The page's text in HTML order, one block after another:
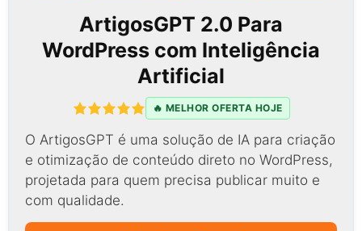
ArtigosGPT 2.0 Para
WordPress com Inteligência
Artificial
🔥 MELHOR OFERTA HOJE
O ArtigosGPT é uma solução de IA para criação
e otimização de conteúdo direto no WordPress,
projetada para quem precisa publicar muito e
com qualidade.